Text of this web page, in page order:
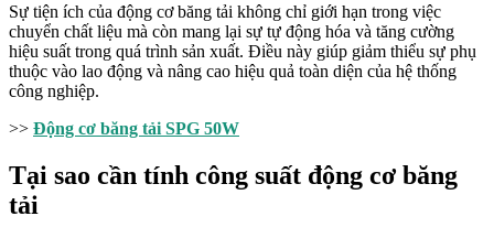
Sự tiện ích của động cơ băng tải không chỉ giới hạn trong việc
chuyển chất liệu mà còn mang lại sự tự động hóa và tăng cường
hiệu suất trong quá trình sản xuất. Điều này giúp giảm thiểu sự phụ
thuộc vào lao động và nâng cao hiệu quả toàn diện của hệ thống
công nghiệp.
>> Động cơ băng tải SPG 50W
Tại sao cần tính công suất động cơ băng
tải